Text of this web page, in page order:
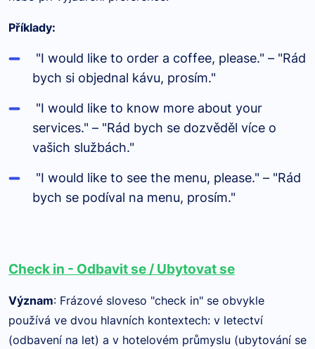
Příklady:
"I would like to order a coffee, please." – "Rád
bych si objednal kávu, prosím."
"I would like to know more about your
services." – "Rád bych se dozvěděl více o
vašich službách."
"I would like to see the menu, please." – "Rád
bych se podíval na menu, prosím."
Check in - Odbavit se / Ubytovat se
Význam: Frázové sloveso "check in" se obvykle
používá ve dvou hlavních kontextech: v letectví
(odbavení na let) a v hotelovém průmyslu (ubytování se